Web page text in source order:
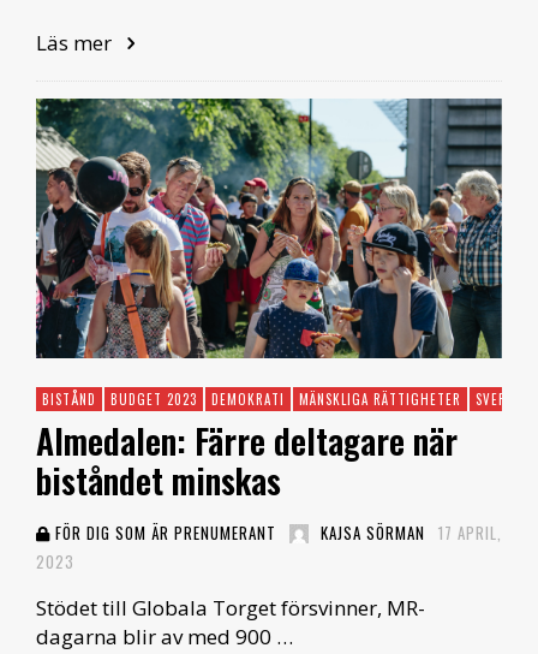
Läs mer
BISTÅND BUDGET 2023 DEMOKRATI MÄNSKLIGA RÄTTIGHETER SVERIGE
Almedalen: Färre deltagare när
biståndet minskas
FÖR DIG SOM ÄR PRENUMERANT KAJSA SÖRMAN 17 APRIL,
2023
Stödet till Globala Torget försvinner, MR-
dagarna blir av med 900 …